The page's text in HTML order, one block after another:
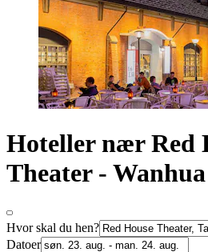
Hoteller nær Red
Theater - Wanhua
Hvor skal du hen?
Datoer